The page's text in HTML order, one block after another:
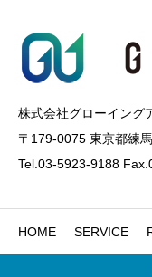
株式会社グローイング
〒179-0075 東京都練
Tel.03-5923-9188
HOME SERVICE